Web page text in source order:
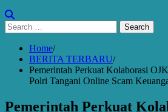
Search
for:
Home
BERITA TERBARU
Pemerintah Perkuat Kolaborasi
Polri Tangani Online Scam
Pemerintah Perkuat